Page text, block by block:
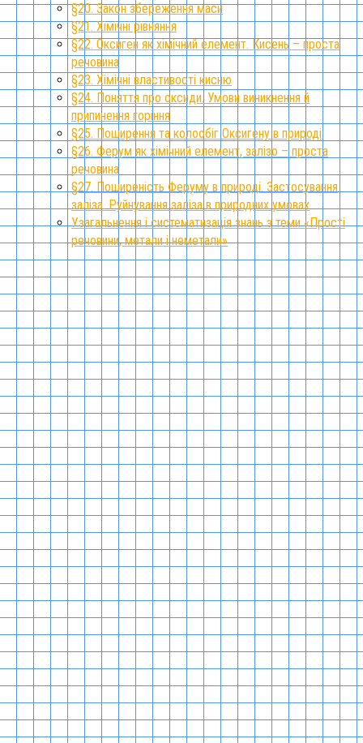
§20. Закон збереження маси
§21. Хімічні рівняння
§22. Оксиген як хімічний елемент. Кисень – проста
речовина
§23. Хімічні властивості кисню
§24. Поняття про оксиди. Умови виникнення й
припинення горіння
§25. Поширення та колообіг Оксигену в природі
§26. Ферум як хімічний елемент, залізо – проста
речовина
§27. Поширеність Феруму в природі. Застосування
заліза. Руйнування заліза в природних умовах
Узагальнення і систематизація знань з теми «Прості
речовини, метали і неметали»